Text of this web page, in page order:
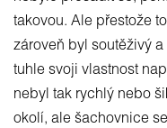
takovou. Ale přestože
zároveň byl soutěživý
tuhle svoji vlastnost
nebyl tak rychlý nebo
okolí, ale šachovnice